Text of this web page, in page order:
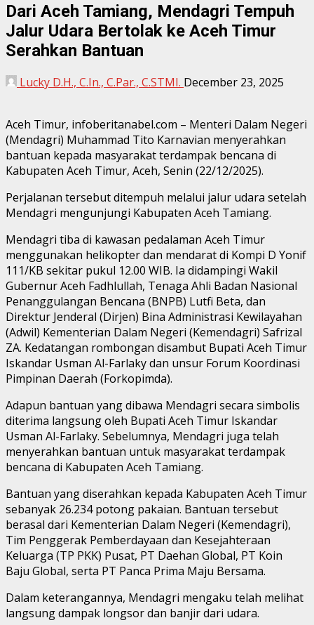
Dari Aceh Tamiang, Mendagri Tempuh
Jalur Udara Bertolak ke Aceh Timur
Serahkan Bantuan
Lucky D.H., C.In., C.Par., C.STMI. December 23, 2025
Aceh Timur, infoberitanabel.com – Menteri Dalam Negeri
(Mendagri) Muhammad Tito Karnavian menyerahkan
bantuan kepada masyarakat terdampak bencana di
Kabupaten Aceh Timur, Aceh, Senin (22/12/2025).
Perjalanan tersebut ditempuh melalui jalur udara setelah
Mendagri mengunjungi Kabupaten Aceh Tamiang.
Mendagri tiba di kawasan pedalaman Aceh Timur
menggunakan helikopter dan mendarat di Kompi D Yonif
111/KB sekitar pukul 12.00 WIB. Ia didampingi Wakil
Gubernur Aceh Fadhlullah, Tenaga Ahli Badan Nasional
Penanggulangan Bencana (BNPB) Lutfi Beta, dan
Direktur Jenderal (Dirjen) Bina Administrasi Kewilayahan
(Adwil) Kementerian Dalam Negeri (Kemendagri) Safrizal
ZA. Kedatangan rombongan disambut Bupati Aceh Timur
Iskandar Usman Al-Farlaky dan unsur Forum Koordinasi
Pimpinan Daerah (Forkopimda).
Adapun bantuan yang dibawa Mendagri secara simbolis
diterima langsung oleh Bupati Aceh Timur Iskandar
Usman Al-Farlaky. Sebelumnya, Mendagri juga telah
menyerahkan bantuan untuk masyarakat terdampak
bencana di Kabupaten Aceh Tamiang.
Bantuan yang diserahkan kepada Kabupaten Aceh Timur
sebanyak 26.234 potong pakaian. Bantuan tersebut
berasal dari Kementerian Dalam Negeri (Kemendagri),
Tim Penggerak Pemberdayaan dan Kesejahteraan
Keluarga (TP PKK) Pusat, PT Daehan Global, PT Koin
Baju Global, serta PT Panca Prima Maju Bersama.
Dalam keterangannya, Mendagri mengaku telah melihat
langsung dampak longsor dan banjir dari udara.